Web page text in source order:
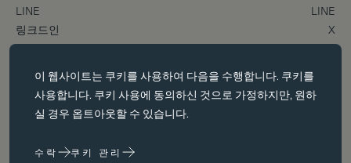
LINE
링크드인
LINE
X
상단으로 스크롤
필수 쿠키
필수 쿠키는 페이지 탐색과 같은 핵심 페이지 탐색과 같은 핵심 기능을
활성화합니다. 이러한 쿠키가 없으면 웹사이트가 이러한 쿠키가 없으
면 웹 사이트가 제대로 작동하지 않습니다. 변경해야만 비활성화할 수
이 웹사이트는 쿠키를 사용하여 다음을 수행합니다. 쿠키를
사용합니다. 쿠키 사용에 동의하신 것으로 가정하지만, 원하
실 경우 옵트아웃할 수 있습니다.
수락 쿠키 관리